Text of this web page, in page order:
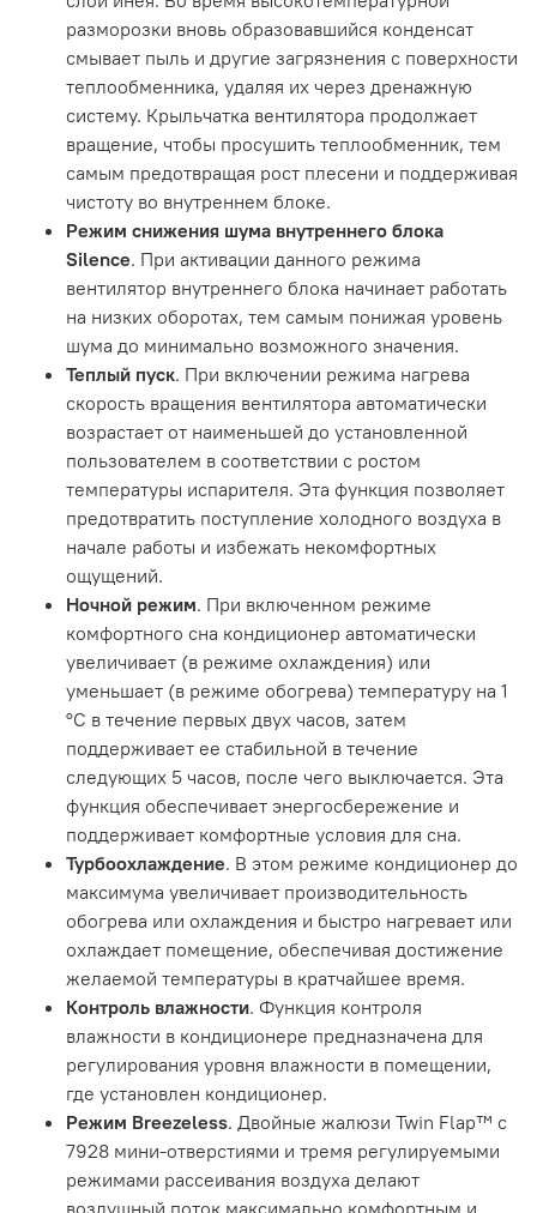
разморозки вновь образовавшийся конденсат
смывает пыль и другие загрязнения с поверхности
теплообменника, удаляя их через дренажную
систему. Крыльчатка вентилятора продолжает
вращение, чтобы просушить теплообменник, тем
самым предотвращая рост плесени и поддерживая
чистоту во внутреннем блоке.
Режим снижения шума внутреннего блока
Silence. При активации данного режима
вентилятор внутреннего блока начинает работать
на низких оборотах, тем самым понижая уровень
шума до минимально возможного значения.
Теплый пуск. При включении режима нагрева
скорость вращения вентилятора автоматически
возрастает от наименьшей до установленной
пользователем в соответствии с ростом
температуры испарителя. Эта функция позволяет
предотвратить поступление холодного воздуха в
начале работы и избежать некомфортных
ощущений.
Ночной режим. При включенном режиме
комфортного сна кондиционер автоматически
увеличивает (в режиме охлаждения) или
уменьшает (в режиме обогрева) температуру на 1
°С в течение первых двух часов, затем
поддерживает ее стабильной в течение
следующих 5 часов, после чего выключается. Эта
функция обеспечивает энергосбережение и
поддерживает комфортные условия для сна.
Турбоохлаждение. В этом режиме кондиционер до
максимума увеличивает производительность
обогрева или охлаждения и быстро нагревает или
охлаждает помещение, обеспечивая достижение
желаемой температуры в кратчайшее время.
Контроль влажности. Функция контроля
влажности в кондиционере предназначена для
регулирования уровня влажности в помещении,
где установлен кондиционер.
Режим Breezeless. Двойные жалюзи Twin Flap™ с
7928 мини-отверстиями и тремя регулируемыми
режимами рассеивания воздуха делают